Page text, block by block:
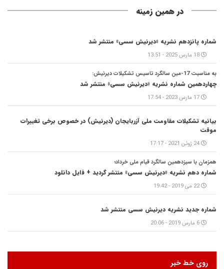
در همین زمینه
شماره پانزدهم نشریه «دیرنیش سسی» منتشر شد
18 مارس 2025 - 13:51
به مناسبت 17-مین سالگرد تاسیس تشکیلات دیرنیش:
چهاردهمین شماره نشریه «دیرنیش سسی» منتشر شد
17 مارس 2023 - 17:54
بیانیه تشکیلات مقاومت ملی آزربایجان (دیرنیش) در خصوص برخی تغییرات
موقت
24 ژوئن 2021 - 17:17
همزمان با سیزدهمین سالگرد قیام ملی خرداد؛
شماره دهم نشریه «دیرنیش سسی» منتشر گردید + فایل دانلود
22 می 2019 - 19:42
شماره جدید نشریه دیرنیش سسی منتشر شد
6 مارس 2019 - 20:06
روی خط خبر